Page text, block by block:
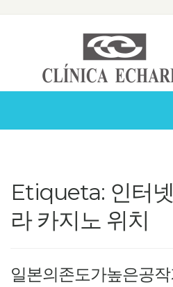
Etiqueta: 인터
라 카지노 위치
일본의존도가높은공